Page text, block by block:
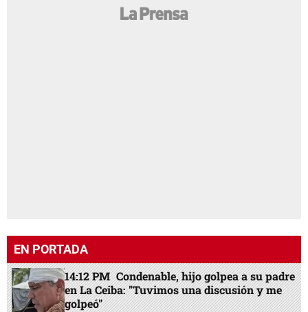
EN PORTADA
14:12 PM Condenable, hijo golpea a su padre
en La Ceiba: "Tuvimos una discusión y me
golpeó"